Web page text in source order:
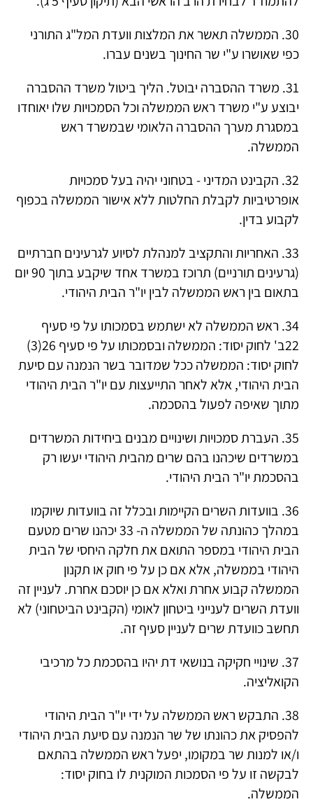
30. הממשלה תאשר את המלצות וועדת המל"ג התורני
כפי שאושרו ע"י שר החינוך בשנים עברו.
31. משרד ההסברה יבוטל. הליך ביטול משרד ההסברה
יבוצע ע"י משרד ראש הממשלה וכל הסמכויות שלו יאוחדו
במסגרת מערך ההסברה הלאומי שבמשרד ראש
הממשלה.
32. הקבינט המדיני - בטחוני יהיה בעל סמכויות
אופרטיביות לקבלת החלטות ללא אישור הממשלה בכפוף
לקבוע בדין.
33. האחריות והתקציב למנהלת לסיוע לגרעינים חברתיים
(גרעינים תורניים) תרוכז במשרד אחד שיקבע בתוך 90 יום
בתאום בין ראש הממשלה לבין יו"ר הבית היהודי.
34. ראש הממשלה לא ישתמש בסמכותו על פי סעיף
22ב' לחוק יסוד: הממשלה ובסמכותו על פי סעיף 26(3)
לחוק יסוד: הממשלה ככל שמדובר בשר הנמנה עם סיעת
הבית היהודי, אלא לאחר התייעצות עם יו"ר הבית היהודי
מתוך שאיפה לפעול בהסכמה.
35. העברת סמכויות ושינויים מבנים ביחידות המשרדים
במשרדים שיכהנו בהם שרים מהבית היהודי יעשו רק
בהסכמת יו"ר הבית היהודי.
36. בוועדות השרים הקיימות ובכלל זה בוועדות שיוקמו
במהלך כהונתה של הממשלה ה- 33 יכהנו שרים מטעם
הבית היהודי במספר התואם את חלקה היחסי של הבית
היהודי בממשלה, אלא אם כן על פי חוק או תקנון
הממשלה קבוע אחרת ואלא אם כן יוסכם אחרת. לעניין זה
וועדת השרים לענייני ביטחון לאומי (הקבינט הביטחוני) לא
תחשב כוועדת שרים לעניין סעיף זה.
37. שינויי חקיקה בנושאי דת יהיו בהסכמת כל מרכיבי
הקואליציה.
38. התבקש ראש הממשלה על ידי יו"ר הבית היהודי
להפסיק את כהונתו של שר הנמנה עם סיעת הבית היהודי
ו/או למנות שר במקומו, יפעל ראש הממשלה בהתאם
לבקשה זו על פי הסמכות המוקנית לו בחוק יסוד:
הממשלה.